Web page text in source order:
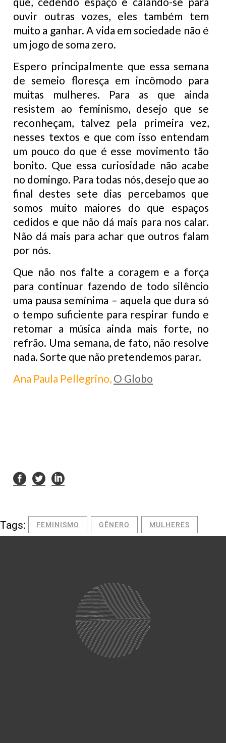
ouvir outras vozes, eles também tem
muito a ganhar. A vida em sociedade não é
um jogo de soma zero.
Espero principalmente que essa semana
de semeio floresça em incômodo para
muitas mulheres. Para as que ainda
resistem ao feminismo, desejo que se
reconheçam, talvez pela primeira vez,
nesses textos e que com isso entendam
um pouco do que é esse movimento tão
bonito. Que essa curiosidade não acabe
no domingo. Para todas nós, desejo que ao
final destes sete dias percebamos que
somos muito maiores do que espaços
cedidos e que não dá mais para nos calar.
Não dá mais para achar que outros falam
por nós.
Que não nos falte a coragem e a força
para continuar fazendo de todo silêncio
uma pausa semínima – aquela que dura só
o tempo suficiente para respirar fundo e
retomar a música ainda mais forte, no
refrão. Uma semana, de fato, não resolve
nada. Sorte que não pretendemos parar.
Ana Paula Pellegrino, O Globo
Tags: FEMINISMO GÊNERO MULHERES